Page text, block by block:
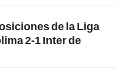
de la Liga
2-1 Inter de